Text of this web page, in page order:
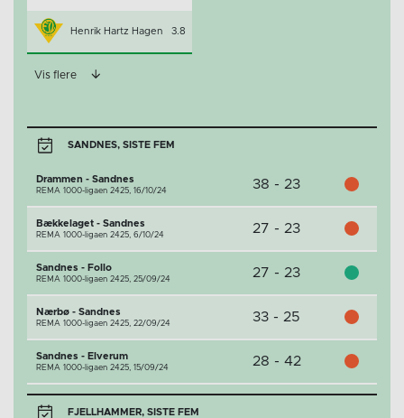
Henrik Hartz Hagen 3.8
Vis flere
SANDNES, SISTE FEM
Drammen - Sandnes
REMA 1000-ligaen 2425, 16/10/24 38 - 23
Bækkelaget - Sandnes
REMA 1000-ligaen 2425, 6/10/24 27 - 23
Sandnes - Follo
REMA 1000-ligaen 2425, 25/09/24 27 - 23
Nærbø - Sandnes
REMA 1000-ligaen 2425, 22/09/24 33 - 25
Sandnes - Elverum
REMA 1000-ligaen 2425, 15/09/24 28 - 42
FJELLHAMMER, SISTE FEM